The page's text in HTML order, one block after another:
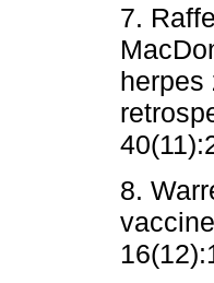
7.
herpes
8.